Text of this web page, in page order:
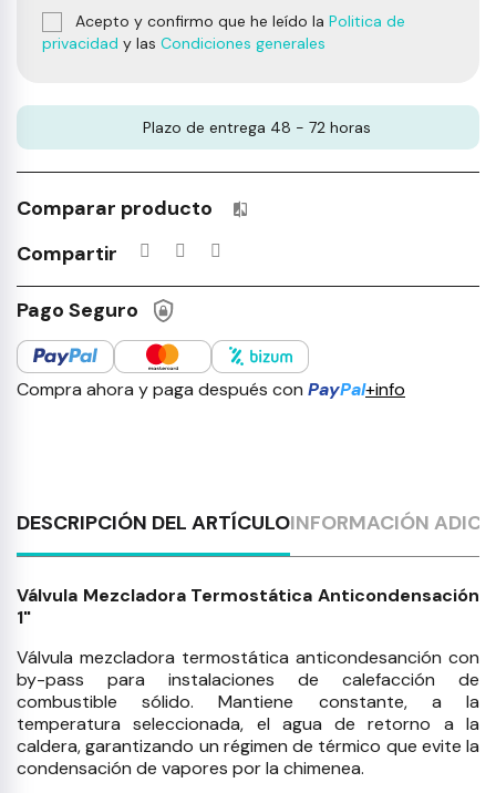
Acepto y confirmo que he leído la Politica de
privacidad y las Condiciones generales
Plazo de entrega 48 - 72 horas
Comparar producto Productos incluidos en tu lista
Compartir
Pago Seguro
Compra ahora y paga después con PayPal+info
DESCRIPCIÓN DEL ARTÍCULOINFORMACIÓN
Válvula Mezcladora Termostática Anticondensación
1"
Válvula mezcladora termostática anticondesanción con
by-pass para instalaciones de calefacción de
combustible sólido. Mantiene constante, a la
temperatura seleccionada, el agua de retorno a la
caldera, garantizando un régimen de térmico que evite la
condensación de vapores por la chimenea.